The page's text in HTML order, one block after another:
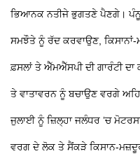
ਭਿਆਨਕ ਨਤੀਜੇ ਭੁਗਤਣੇ ਪੈਣਗੇ।
ਸਮਝੌਤੇ ਨੂੰ ਰੱਦ ਕਰਵਾਉਣ,
ਫ਼ਸਲਾਂਤੇ ਐੱਮਐੱਸਪੀ ਦੀ ਗਾਰੰਟੀ
ਤੇ ਵਾਤਾਵਰਨ ਨੂੰ ਬਚਾਉਣ ਵਰਗੇ
ਜੁਲਾਈ ਨੂੰ ਜ਼ਿਲ੍ਹਾ ਜਲੰਧਰ ’ਚ
ਵਰਗ ਦੇ ਲੋਕ ਤੇ ਸੈਂਕੜੇ ਕਿਸਾਨ-